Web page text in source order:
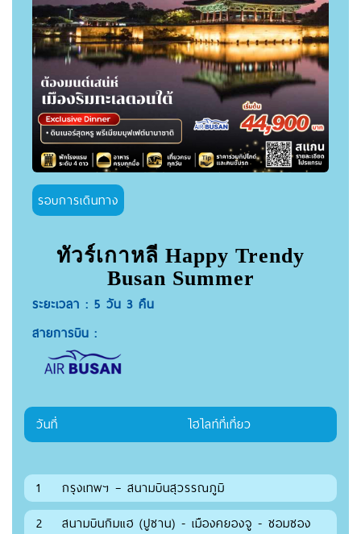
รอบการเดินทาง
ทัวร์เกาหลี Happy Trendy
Busan Summer
ระยะเวลา : 5 วัน 3 คืน
สายการบิน :
วันที่ ไฮไลท์ที่เที่ยว
1
กรุงเทพฯ – สนามบินสุวรรณภูมิ
2
สนามบินกิมแฮ (ปูซาน) - เมืองคยองจู - ชอมซอง